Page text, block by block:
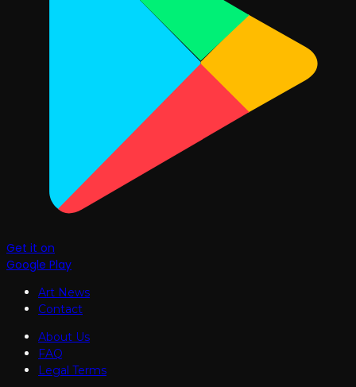
Get it on
Google Play
Art News
Contact
About Us
FAQ
Legal Terms